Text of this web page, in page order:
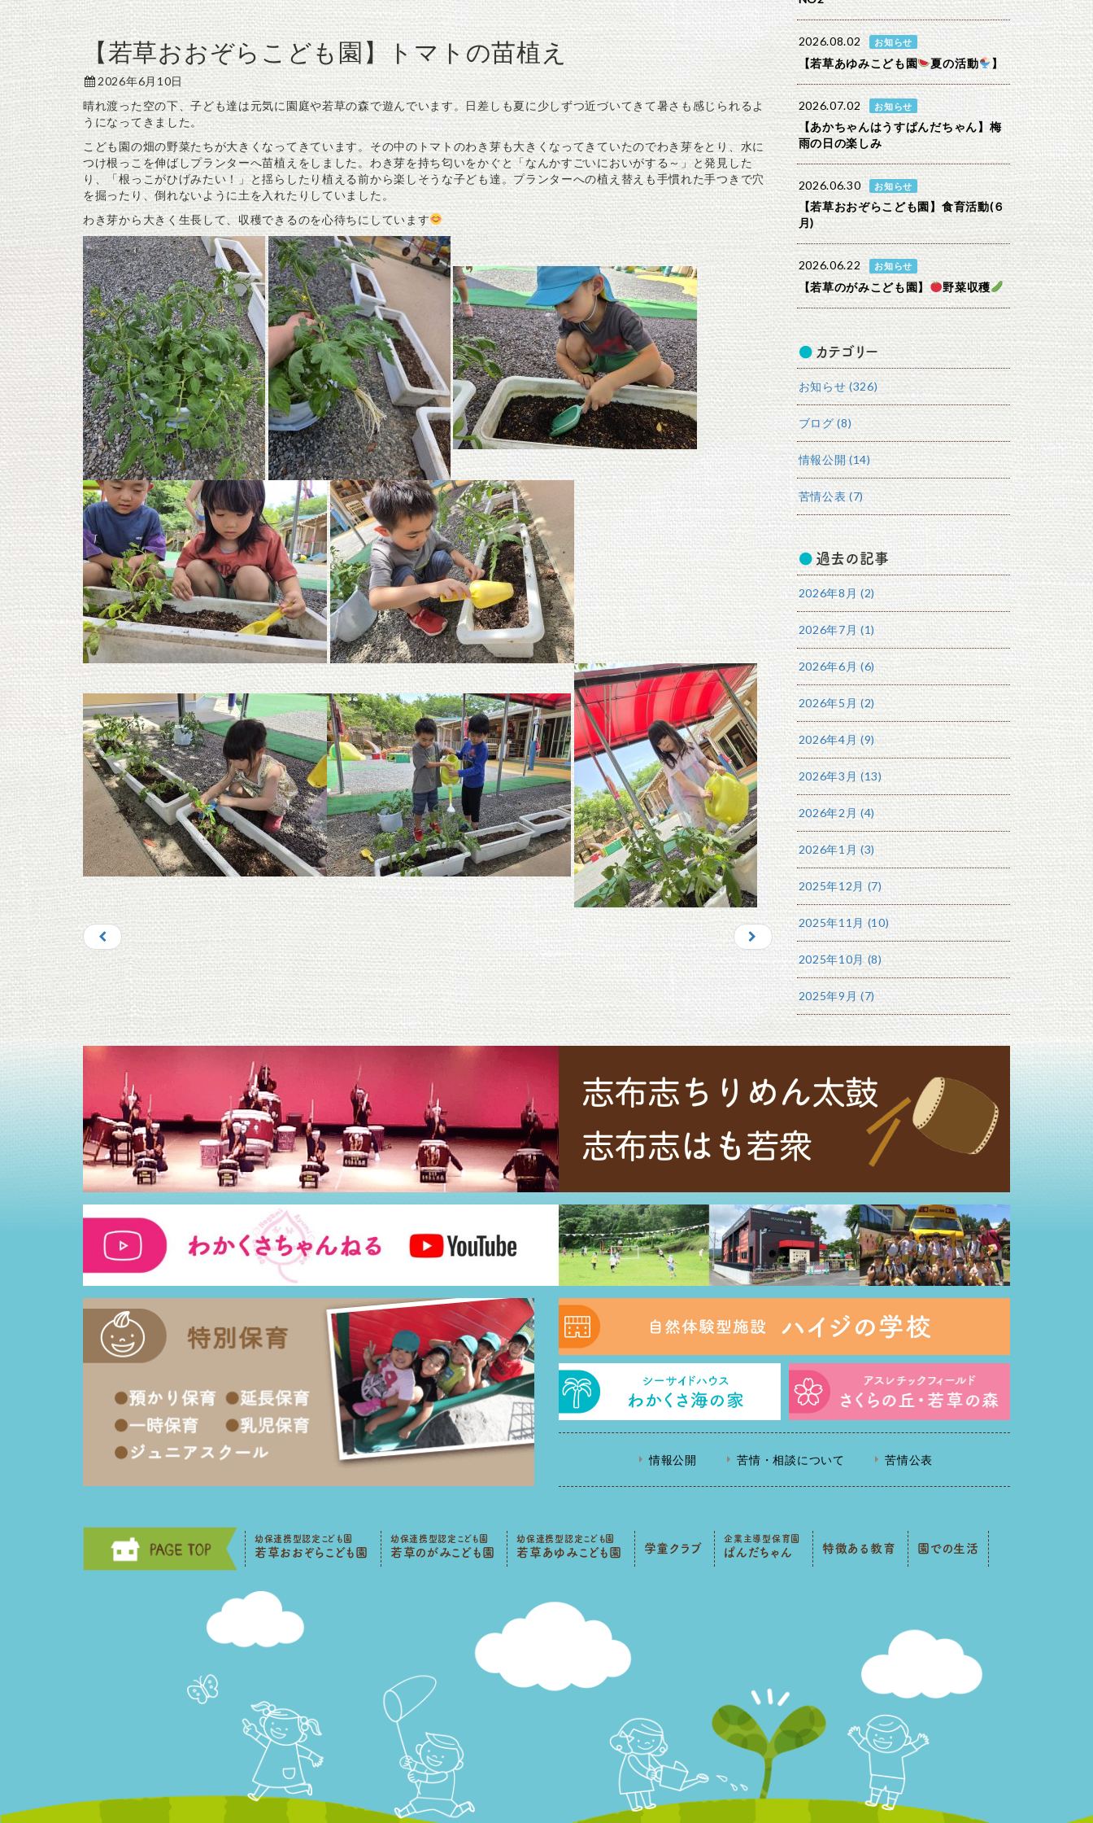
【若草おおぞらこども園】トマトの苗植え
2026年6月10日
晴れ渡った空の下、子ども達は元気に園庭や若草の森で遊んでいます。日差しも夏に少しずつ近づいてきて暑さも感じられるよ
うになってきました。
こども園の畑の野菜たちが大きくなってきています。その中のトマトのわき芽も大きくなってきていたのでわき芽をとり、水に
つけ根っこを伸ばしプランターへ苗植えをしました。わき芽を持ち匂いをかぐと「なんかすごいにおいがする～」と発見した
り、「根っこがひげみたい！」と揺らしたり植える前から楽しそうな子ども達。プランターへの植え替えも手慣れた手つきで穴
を掘ったり、倒れないように土を入れたりしていました。
わき芽から大きく生長して、収穫できるのを心待ちにしています
2026.08.02 お知らせ
【若草あゆみこども園 夏の活動 】
2026.07.02 お知らせ
【あかちゃんはうすぱんだちゃん】梅
雨の日の楽しみ
2026.06.30 お知らせ
【若草おおぞらこども園】食育活動(６
月)
2026.06.22 お知らせ
【若草のがみこども園】 野菜収穫
カテゴリー
お知らせ (326)
ブログ (8)
情報公開 (14)
苦情公表 (7)
過去の記事
2026年8月 (2)
2026年7月 (1)
2026年6月 (6)
2026年5月 (2)
2026年4月 (9)
2026年3月 (13)
2026年2月 (4)
2026年1月 (3)
2025年12月 (7)
2025年11月 (10)
2025年10月 (8)
2025年9月 (7)
情報公開 苦情・相談について 苦情公表
幼保連携型認定こども園
若草おおぞらこども園
幼保連携型認定こども園
若草のがみこども園
幼保連携型認定こども園
若草あゆみこども園 学童クラブ
企業主導型保育園
ぱんだちゃん 特徴ある教育 園での生活